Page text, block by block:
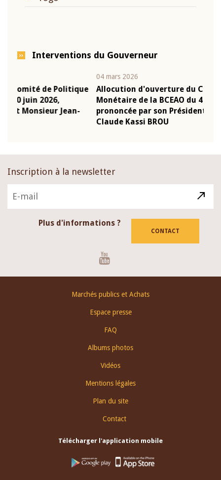
Interventions du Gouverneur
Allocution d'ouverture du Comité de Politique
Monétaire de la BCEAO du 4 mars 2026,
prononcée par son Président Monsieur Jean-
Inscription à la newsletter
Plus d'informations ?
CONTACT
Marchés publics et Achats
Espace presse
FAQ
Albums photos
Vidéos
Mentions légales
Plan du site
Contact
Télécharger l'application mobile